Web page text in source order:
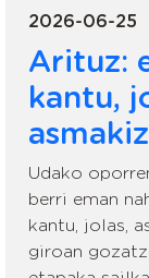
2026-06-25
Arituz:
kantu,
Udako
berri eman
kantu, jolas,
giroan